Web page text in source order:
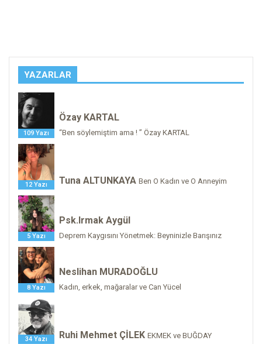
YAZARLAR
109 Yazı
Özay KARTAL
“Ben söylemiştim ama ! ” Özay KARTAL
12 Yazı Tuna ALTUNKAYA Ben O Kadın ve O Anneyim
5 Yazı
Psk.Irmak Aygül
Deprem Kaygısını Yönetmek: Beyninizle Barışınız
8 Yazı
Neslihan MURADOĞLU
Kadın, erkek, mağaralar ve Can Yücel
34 Yazı Ruhi Mehmet ÇİLEK EKMEK ve BUĞDAY